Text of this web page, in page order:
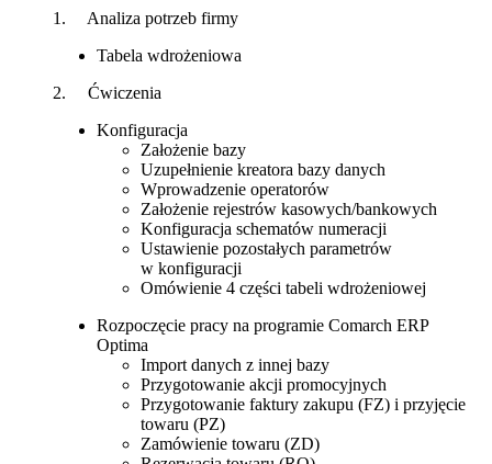
1. Analiza potrzeb firmy
Tabela wdrożeniowa
2. Ćwiczenia
Konfiguracja
Założenie bazy
Uzupełnienie kreatora bazy danych
Wprowadzenie operatorów
Założenie rejestrów kasowych/bankowych
Konfiguracja schematów numeracji
Ustawienie pozostałych parametrów
w konfiguracji
Omówienie 4 części tabeli wdrożeniowej
Rozpoczęcie pracy na programie Comarch ERP
Optima
Import danych z innej bazy
Przygotowanie akcji promocyjnych
Przygotowanie faktury zakupu (FZ) i przyjęcie
towaru (PZ)
Zamówienie towaru (ZD)